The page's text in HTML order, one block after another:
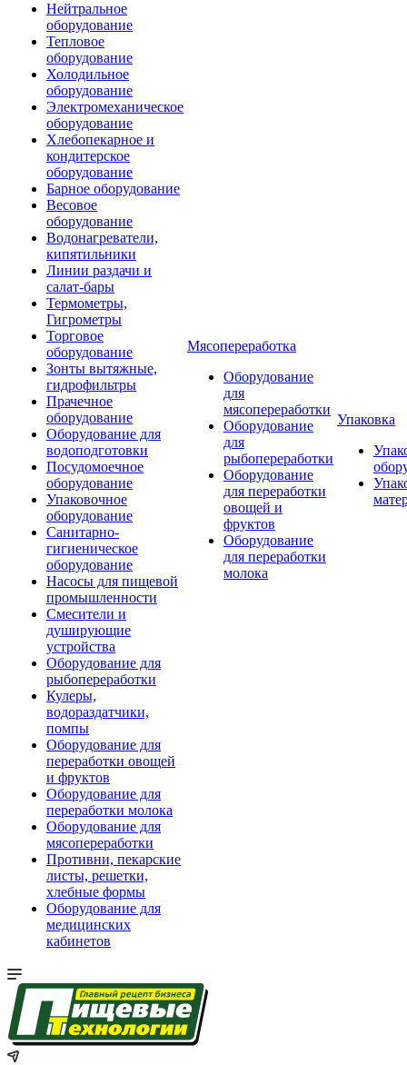
Нейтральное
оборудование
Тепловое
оборудование
Холодильное
оборудование
Электромеханическое
оборудование
Хлебопекарное и
кондитерское
оборудование
Барное оборудование
Весовое
оборудование
Водонагреватели,
кипятильники
Линии раздачи и
салат-бары
Термометры,
Гигрометры
Торговое
оборудование
Зонты вытяжные,
гидрофильтры
Прачечное
оборудование
Оборудование для
водоподготовки
Посудомоечное
оборудование
Упаковочное
оборудование
Санитарно-
гигиеническое
оборудование
Насосы для пищевой
промышленности
Смесители и
душирующие
устройства
Оборудование для
рыбопереработки
Кулеры,
водораздатчики,
помпы
Оборудование для
переработки овощей
и фруктов
Оборудование для
переработки молока
Оборудование для
мясопереработки
Противни, пекарские
листы, решетки,
хлебные формы
Оборудование для
медицинских
кабинетов
Мясопереработка
Оборудование
для
мясопереработки
Оборудование
для
рыбопереработки
Оборудование
для переработки
овощей и
фруктов
Оборудование
для переработки
молока
Упаковка